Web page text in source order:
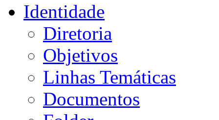
Identidade
Diretoria
Objetivos
Linhas Temáticas
Documentos